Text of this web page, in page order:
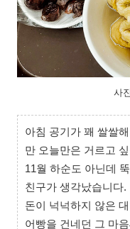
사
아침 공기가 꽤 쌀쌀
만 오늘만은 거르고
11월 하순도 아닌데
친구가 생각났습니다.
돈이 넉넉하지 않은
어빵을 건네던 그 마